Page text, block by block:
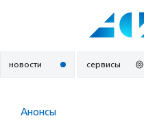
новости сервисы
Анонсы